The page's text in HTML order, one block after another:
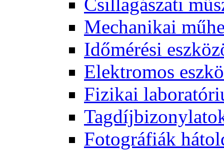
Me­cha­ni­kai
Idő­mé­ré­si
Elekt­ro­mos
Fi­zi­kai
Fo­tog­rá­fi­ák